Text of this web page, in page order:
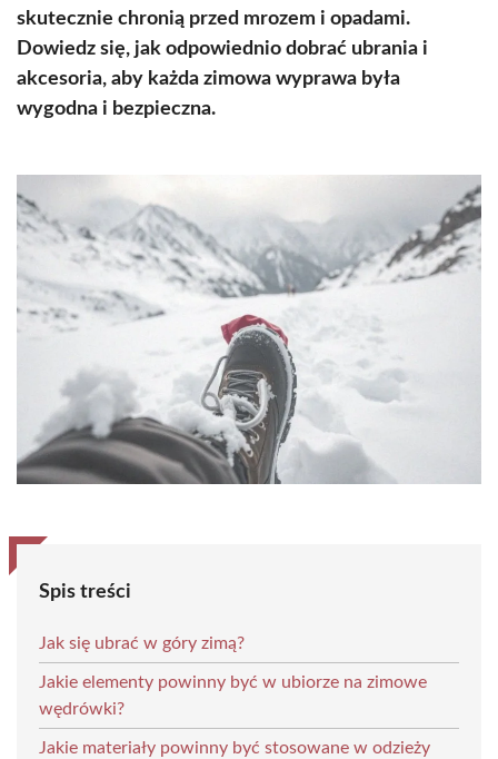
skutecznie chronią przed mrozem i opadami.
Dowiedz się, jak odpowiednio dobrać ubrania i
akcesoria, aby każda zimowa wyprawa była
wygodna i bezpieczna.
Spis treści
Jak się ubrać w góry zimą?
Jakie elementy powinny być w ubiorze na zimowe
wędrówki?
Jakie materiały powinny być stosowane w odzieży